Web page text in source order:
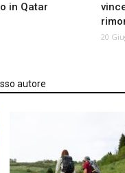
in Qatar
20
autore